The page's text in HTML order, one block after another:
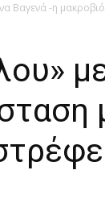
Βαγενά -η